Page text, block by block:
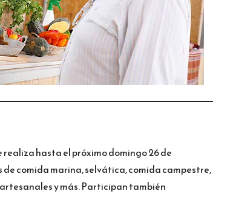
realiza hasta el próximo domingo 26 de
comida marina, selvática, comida campestre,
y más. Participan también